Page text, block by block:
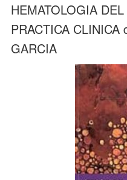
HEMATOLOGIA
PRACTICA CLINICA
GARCIA